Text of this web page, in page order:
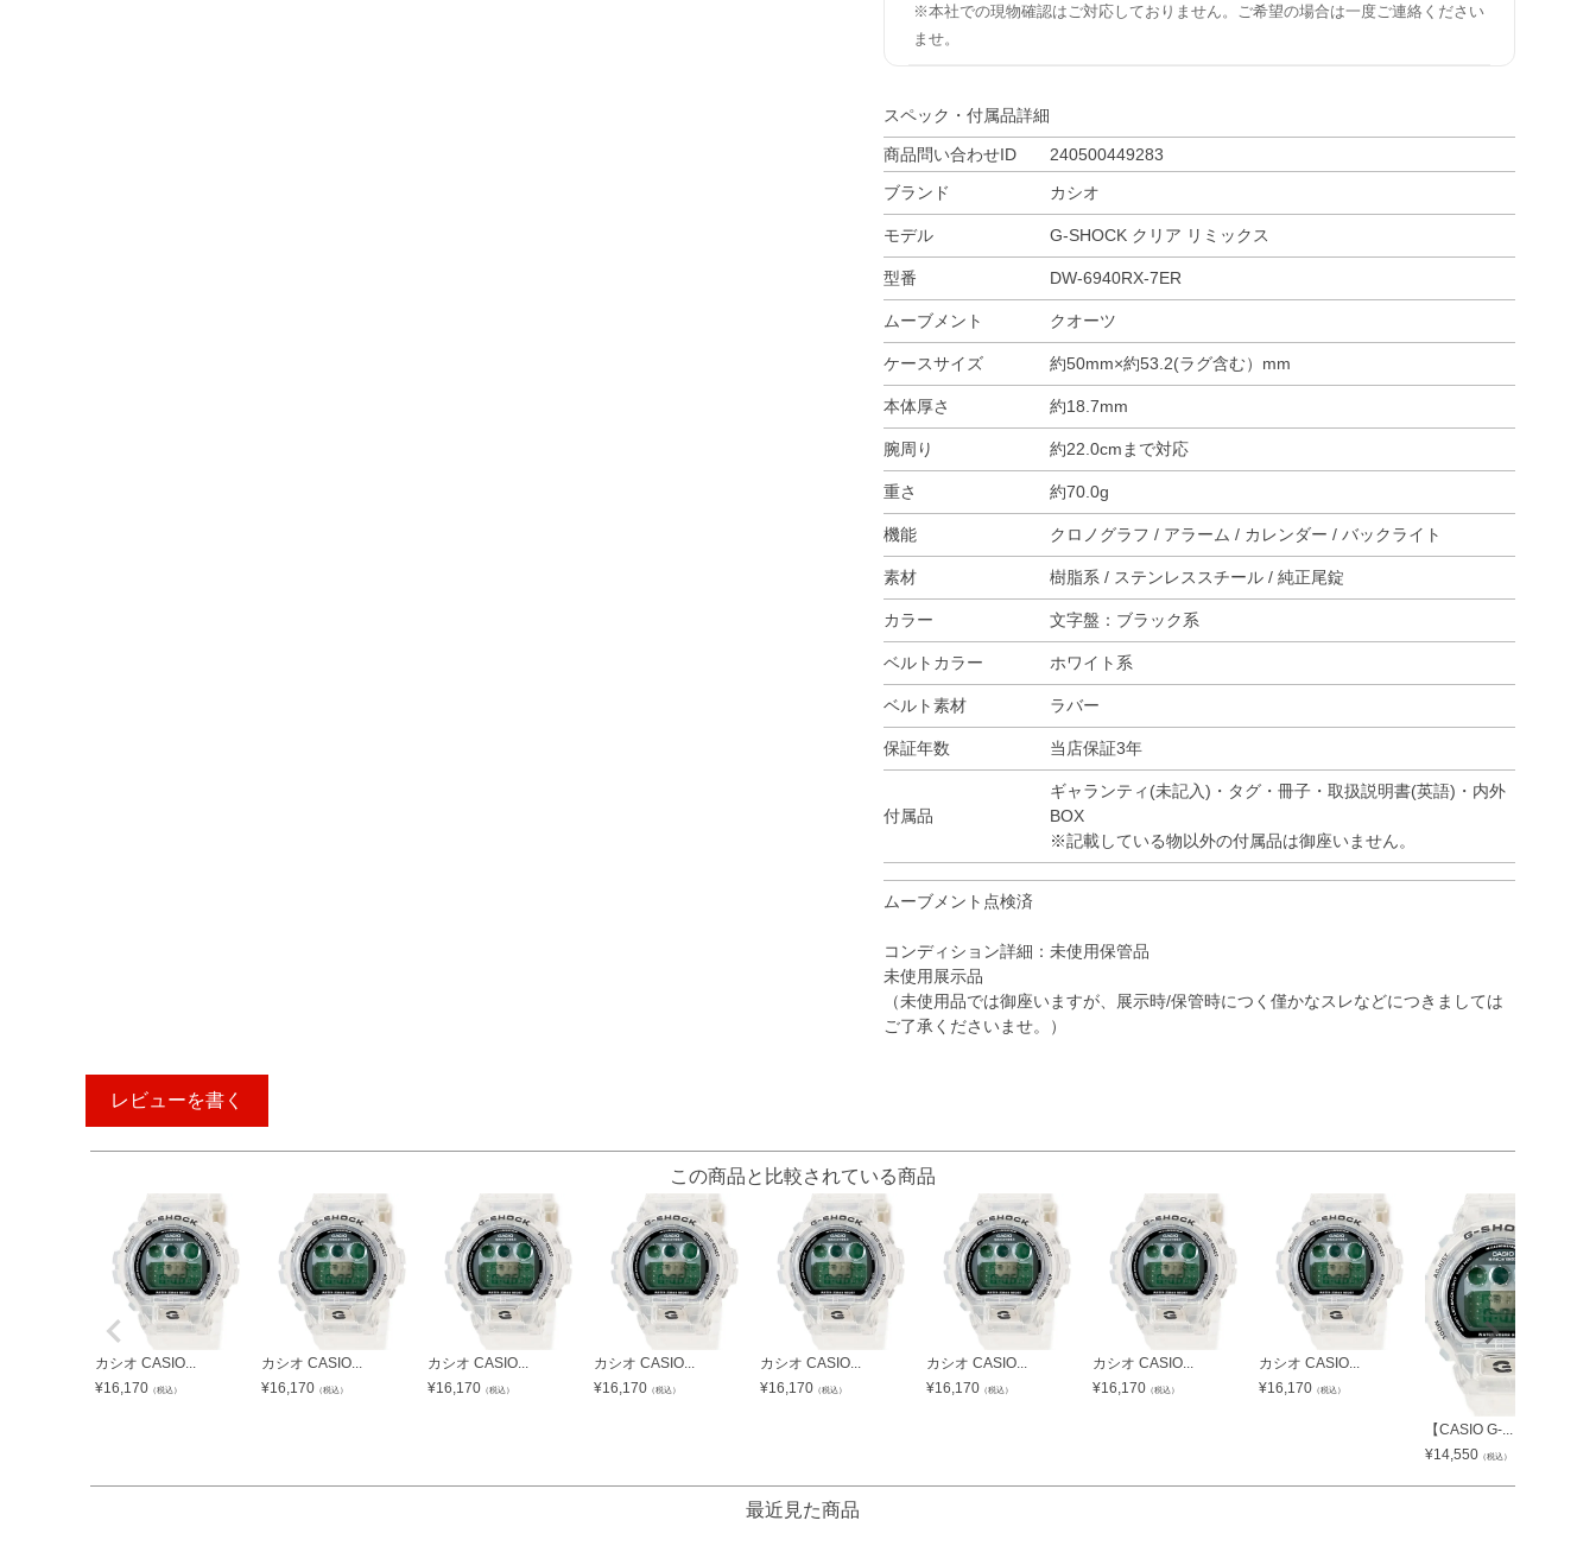
※本社での現物確認はご対応しておりません。ご希望の場合は一度ご連絡ください
ませ。
スペック・付属品詳細
商品問い合わせID
240500449283
ブランド
カシオ
モデル G-SHOCK クリア リミックス
型番 DW-6940RX-7ER
ムーブメント クオーツ
ケースサイズ 約50mm×約53.2(ラグ含む）mm
本体厚さ 約18.7mm
腕周り 約22.0cmまで対応
重さ 約70.0g
機能 クロノグラフ / アラーム / カレンダー / バックライト
素材 樹脂系 / ステンレススチール / 純正尾錠
カラー 文字盤：ブラック系
ベルトカラー ホワイト系
ベルト素材 ラバー
保証年数 当店保証3年
付属品
ギャランティ(未記入)・タグ・冊子・取扱説明書(英語)・内外
BOX
※記載している物以外の付属品は御座いません。
ムーブメント点検済
コンディション詳細：未使用保管品
未使用展示品
（未使用品では御座いますが、展示時/保管時につく僅かなスレなどにつきましては
ご了承くださいませ。）
レビューを書く
この商品と比較されている商品
カシオ CASIO...
¥16,170 （税込）
カシオ CASIO...
¥16,170 （税込）
カシオ CASIO...
¥16,170 （税込）
カシオ CASIO...
¥16,170 （税込）
カシオ CASIO...
¥16,170 （税込）
カシオ CASIO...
¥16,170 （税込）
カシオ CASIO...
¥16,170 （税込）
カシオ CASIO...
¥16,170 （税込）
【CASIO G-...
¥14,550 （税込）
最近見た商品